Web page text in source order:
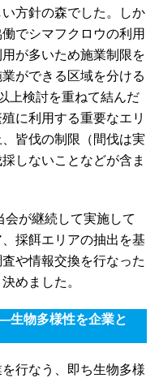
方針の森でした。しか
でシマフクロウの利用
が多いため施業制限を
ができる区域を分ける
上検討を重ねて結んだ
に利用する重要なエリ
皆伐の制限（間伐は実
しないことなどが含ま
が継続して実施して
採餌エリアの抽出を基
や情報交換を行なった
めました。
生物多様性を企業と
行なう、即ち生物多様